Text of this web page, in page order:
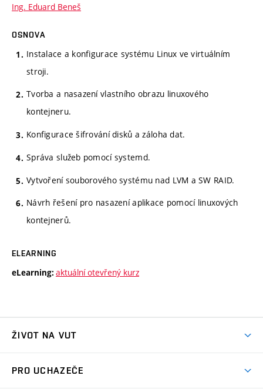
Ing. Eduard Beneš
OSNOVA
Instalace a konfigurace systému Linux ve virtuálním
stroji.
Tvorba a nasazení vlastního obrazu linuxového
kontejneru.
Konfigurace šifrování disků a záloha dat.
Správa služeb pomocí systemd.
Vytvoření souborového systému nad LVM a SW RAID.
Návrh řešení pro nasazení aplikace pomocí linuxových
kontejnerů.
ELEARNING
eLearning: aktuální otevřený kurz
ŽIVOT NA VUT
PRO UCHAZEČE